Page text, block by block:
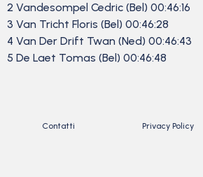
2 Vandesompel Cedric (Bel) 00:46:16
3 Van Tricht Floris (Bel) 00:46:28
4 Van Der Drift Twan (Ned) 00:46:43
5 De Laet Tomas (Bel) 00:46:48
Contatti Privacy Policy